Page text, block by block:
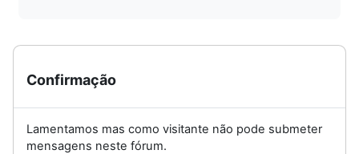
Confirmação
Lamentamos mas como visitante não pode submeter
mensagens neste fórum.